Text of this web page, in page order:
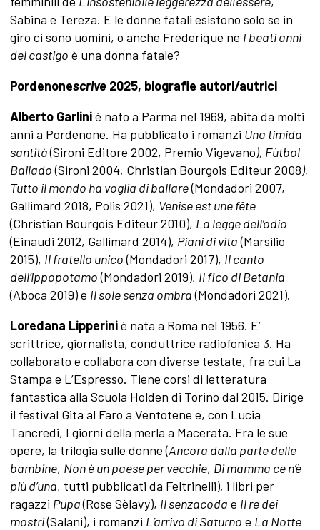
Sabina e Tereza. E le donne fatali esistono solo se in
giro ci sono uomini, o anche Frederique ne I beati anni
del castigo è una donna fatale?
Pordenonescrive2025, biografie autori/autrici
Alberto Garliniè nato a Parma nel 1969, abita da molti
anni a Pordenone. Ha pubblicato i romanzi Una timida
santità(Sironi Editore 2002, Premio Vigevano), Fùtbol
Bailado(Sironi 2004, Christian Bourgois Editeur 2008),
Tutto il mondo ha voglia di ballare(Mondadori 2007,
Gallimard 2018, Polis 2021), Venise est une fête
(Christian Bourgois Editeur 2010), La legge dell’odio
(Einaudi 2012, Gallimard 2014), Piani di vita(Marsilio
2015), Il fratello unico(Mondadori 2017), Il canto
dell’ippopotamo(Mondadori 2019), Il fico di Betania
(Aboca 2019) e Il sole senza ombra(Mondadori 2021).
Loredana Lipperiniè nata a Roma nel 1956. E’
scrittrice, giornalista, conduttrice radiofonica 3. Ha
collaborato e collabora con diverse testate, fra cui La
Stampa e L’Espresso. Tiene corsi di letteratura
fantastica alla Scuola Holden di Torino dal 2015. Dirige
il festival Gita al Faro a Ventotene e, con Lucia
Tancredi, I giorni della merla a Macerata. Fra le sue
opere, la trilogia sulle donne (Ancora dalla parte delle
bambine, Non è un paese per vecchie, Di mamma ce n’è
più d’una, tutti pubblicati da Feltrinelli), i libri per
ragazzi Pupa(Rose Sèlavy), Il senzacoda e Il re dei
mostri(Salani), i romanzi L’arrivo di Saturno e La Notte